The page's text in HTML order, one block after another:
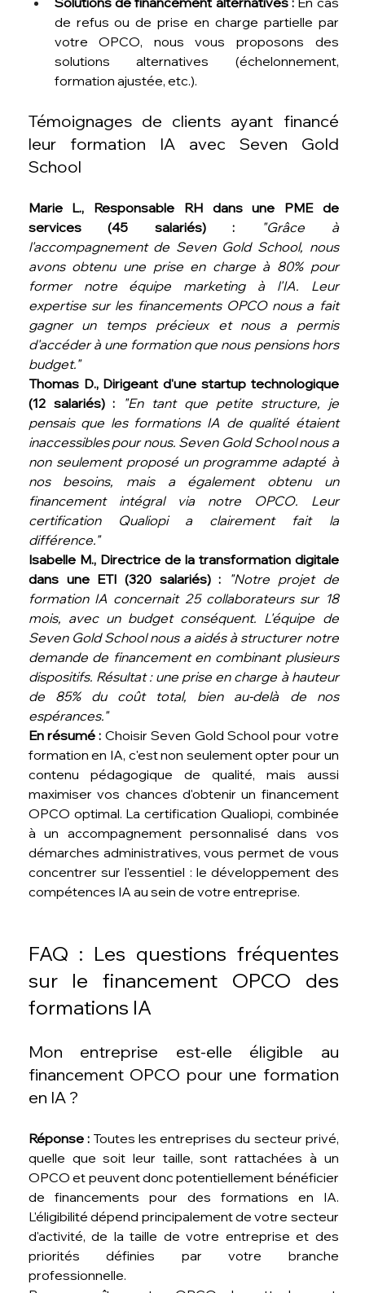
de refus ou de prise en charge partielle par
votre OPCO, nous vous proposons des
solutions alternatives (échelonnement,
formation ajustée, etc.).
Témoignages de clients ayant financé
leur formation IA avec Seven Gold
School
Marie L., Responsable RH dans une PME de
services (45 salariés) :
"Grâce à
l'accompagnement de Seven Gold School, nous
avons obtenu une prise en charge à 80% pour
former notre équipe marketing à l'IA. Leur
expertise sur les financements OPCO nous a fait
gagner un temps précieux et nous a permis
d'accéder à une formation que nous pensions hors
budget."
Thomas D., Dirigeant d'une startup technologique
(12 salariés) :
"En tant que petite structure, je
pensais que les formations IA de qualité étaient
inaccessibles pour nous. Seven Gold School nous a
non seulement proposé un programme adapté à
nos besoins, mais a également obtenu un
financement intégral via notre OPCO. Leur
certification Qualiopi a clairement fait la
différence."
Isabelle M., Directrice de la transformation digitale
dans une ETI (320 salariés) :
"Notre projet de
formation IA concernait 25 collaborateurs sur 18
mois, avec un budget conséquent. L'équipe de
Seven Gold School nous a aidés à structurer notre
demande de financement en combinant plusieurs
dispositifs. Résultat : une prise en charge à hauteur
de 85% du coût total, bien au-delà de nos
espérances."
En résumé : Choisir Seven Gold School pour votre
formation en IA, c'est non seulement opter pour un
contenu pédagogique de qualité, mais aussi
maximiser vos chances d'obtenir un financement
OPCO optimal. La certification Qualiopi, combinée
à un accompagnement personnalisé dans vos
démarches administratives, vous permet de vous
concentrer sur l'essentiel : le développement des
compétences IA au sein de votre entreprise.
FAQ : Les questions fréquentes
sur le financement OPCO des
formations IA
Mon entreprise est-elle éligible au
financement OPCO pour une formation
en IA ?
Réponse : Toutes les entreprises du secteur privé,
quelle que soit leur taille, sont rattachées à un
OPCO et peuvent donc potentiellement bénéficier
de financements pour des formations en IA.
L'éligibilité dépend principalement de votre secteur
d'activité, de la taille de votre entreprise et des
priorités définies par votre branche
professionnelle.